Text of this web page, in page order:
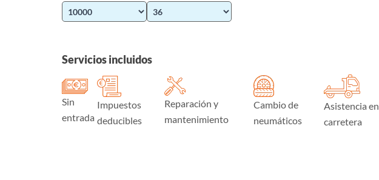
Servicios incluidos
Sin
entrada
Impuestos
deducibles
Reparación y
mantenimiento
Cambio de
neumáticos
Asistencia en
carretera